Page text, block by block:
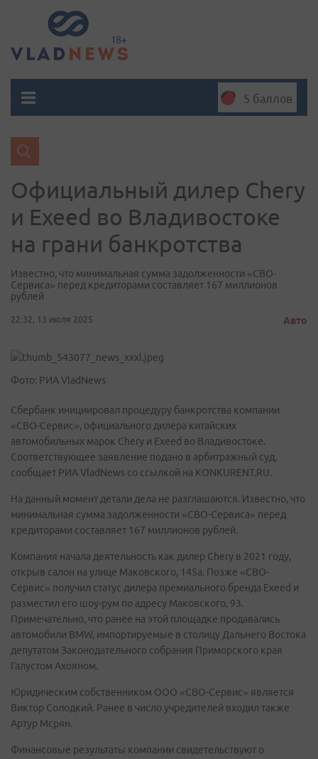
5 баллов
Официальный дилер Chery
и Exeed во Владивостоке
на грани банкротства
Известно, что минимальная сумма задолженности «СВО-
Сервиса» перед кредиторами составляет 167 миллионов
рублей
22:32, 13 июля 2025 Авто
Фото: РИА VladNews
Сбербанк инициировал процедуру банкротства компании
«СВО-Сервис», официального дилера китайских
автомобильных марок Chery и Exeed во Владивостоке.
Соответствующее заявление подано в арбитражный суд,
сообщает РИА VladNews со ссылкой на KONKURENT.RU.
На данный момент детали дела не разглашаются. Известно, что
минимальная сумма задолженности «СВО-Сервиса» перед
кредиторами составляет 167 миллионов рублей.
Компания начала деятельность как дилер Chery в 2021 году,
открыв салон на улице Маковского, 145а. Позже «СВО-
Сервис» получил статус дилера премиального бренда Exeed и
разместил его шоу-рум по адресу Маковского, 93.
Примечательно, что ранее на этой площадке продавались
автомобили BMW, импортируемые в столицу Дальнего Востока
депутатом Законодательного собрания Приморского края
Галустом Ахояном.
Юридическим собственником ООО «СВО-Сервис» является
Виктор Солодкий. Ранее в число учредителей входил также
Артур Мсрян.
Финансовые результаты компании свидетельствуют о